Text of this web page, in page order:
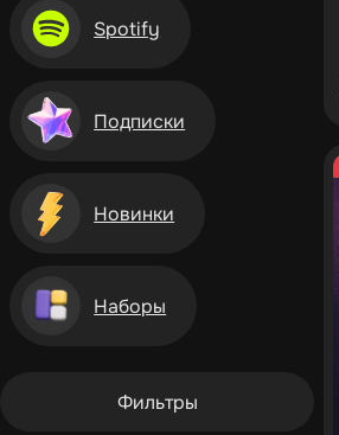
Spotify
Подписки
Новинки
Наборы
Фильтры